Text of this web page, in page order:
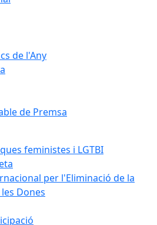
de l'Any
de Premsa
feministes i LGTBI
per l'Eliminació de la
Dones